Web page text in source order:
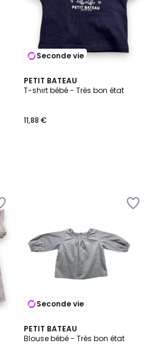
Seconde vie
PETIT BATEAU
T-shirt bébé - Très bon état
11,88 €
Seconde vie
PETIT BATEAU
Blouse bébé - Très bon état